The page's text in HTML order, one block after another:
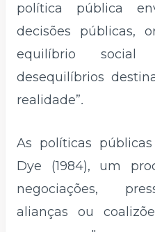
política pública
decisões públicas,
equilíbrio
desequilíbrios
realidade”.
As políticas
Dye (1984), um
negociações,
alianças ou